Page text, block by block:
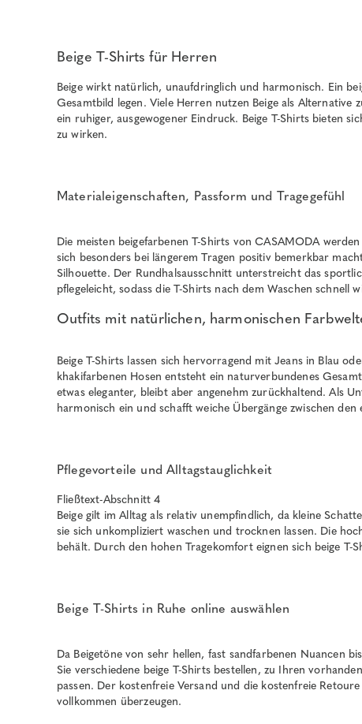
Beige T-Shirts für Herren
Beige wirkt natürlich, unaufdringlich und harmonisch. Ein
Gesamtbild legen. Viele Herren nutzen Beige als
ein ruhiger, ausgewogener Eindruck. Beige T-Shirts bieten
zu wirken.
Materialeigenschaften, Passform und Tragegefühl
Die meisten beigefarbenen T-Shirts von CASAMODA
sich besonders bei längerem Tragen positiv bemerkbar
Silhouette. Der Rundhalsausschnitt unterstreicht das
pflegeleicht, sodass die T-Shirts nach dem Waschen
Outfits mit natürlichen, harmonischen
Beige T-Shirts lassen sich hervorragend mit Jeans in Blau
khakifarbenen Hosen entsteht ein naturverbundenes
etwas eleganter, bleibt aber angenehm zurückhaltend. Als
harmonisch ein und schafft weiche Übergänge zwischen den
Pflegevorteile und Alltagstauglichkeit
Fließtext-Abschnitt 4
Beige gilt im Alltag als relativ unempfindlich, da kleine
sie sich unkompliziert waschen und trocknen lassen. Die
behält. Durch den hohen Tragekomfort eignen sich beige T-
Beige T-Shirts in Ruhe online auswählen
Da Beigetöne von sehr hellen, fast sandfarbenen Nuancen
Sie verschiedene beige T-Shirts bestellen, zu Ihren
passen. Der kostenfreie Versand und die kostenfreie
vollkommen überzeugen.